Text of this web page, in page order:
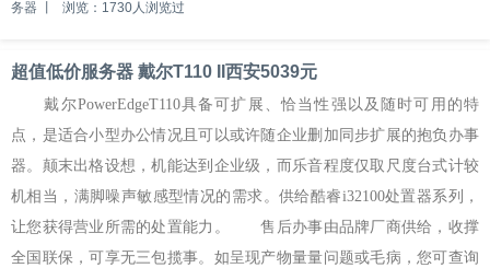
务器
浏览：1730人浏览过
超值低价服务器 戴尔T110 II西安5039元
戴尔PowerEdgeT110具备可扩展、恰当性强以及随时可用的特
点，是适合小型办公情况且可以或许随企业删加同步扩展的抱负办事
器。颠末出格设想，机能达到企业级，而乐音程度仅取尺度台式计较
机相当，满脚噪声敏感型情况的需求。供给酷睿i32100处置器系列，
让您获得营业所需的处置能力。 售后办事由品牌厂商供给，收撑
全国联保，可享无三包揽事。如呈现产物量量问题或毛病，您可查询